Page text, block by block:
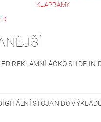
KLAPRÁMY
REKLAMNÍ ÁČKO SLIDE IN
STOJAN DO